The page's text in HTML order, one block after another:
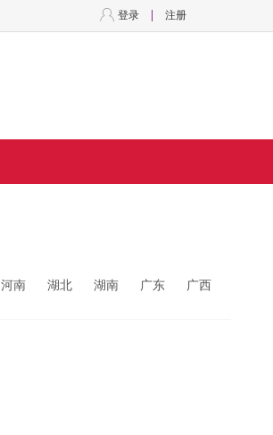
注册
登录
河南 湖北 湖南 广东
广西